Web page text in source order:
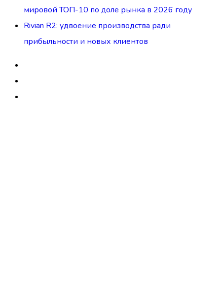
мировой ТОП-10 по доле рынка в 2026 году
Rivian R2: удвоение производства ради
прибыльности и новых клиентов